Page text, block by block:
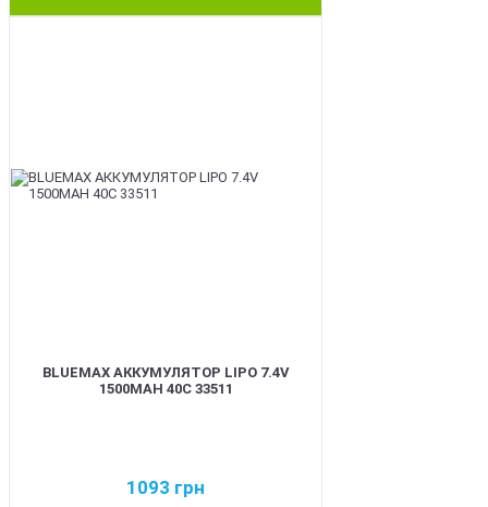
BLUEMAX АККУМУЛЯТОР LIPO 7.4V
1500MAH 40C 33511
1093 грн